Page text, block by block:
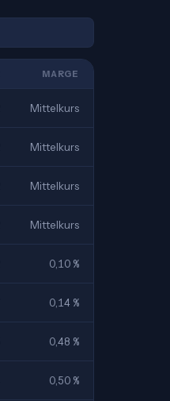
MARGE
Mittelkurs
Mittelkurs
Mittelkurs
Mittelkurs
0,10 %
0,14 %
0,48 %
0,50 %